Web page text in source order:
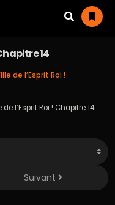
14
de l’Esprit Roi !
de l’Esprit Roi ! Chapitre 14
Suivant